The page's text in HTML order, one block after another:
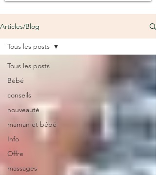
Articles/Blog
Tous les posts
Bébé
conseils
nouveauté
maman et bébé
Info
Offre
massages
Tous les posts